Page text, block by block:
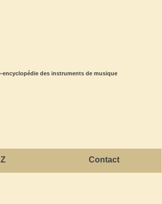
encyclopédie des instruments de musique
Contact